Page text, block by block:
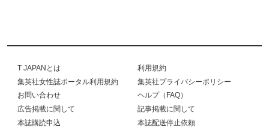
T JAPANとは
利用規約
集英社女性誌ポータル利用規約
集英社プライバシーポリシー
お問い合わせ
ヘルプ（FAQ）
広告掲載に関して
記事掲載に関して
本誌購読申込
本誌配送停止依頼